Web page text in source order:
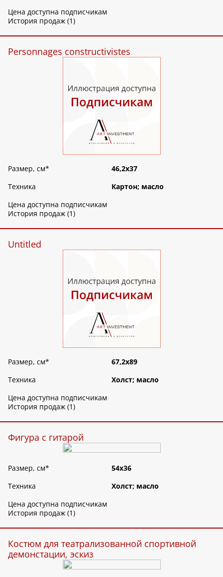
Цена доступна подписчикам
История продаж (1)
Personnages constructivistes
Размер, см*
46,2х37
Техника
Картон; масло
Цена доступна подписчикам
История продаж (1)
Untitled
Размер, см*
67,2х89
Техника
Холст; масло
Цена доступна подписчикам
История продаж (1)
Фигура с гитарой
Размер, см*
54х36
Техника
Холст; масло
Цена доступна подписчикам
История продаж (1)
Костюм для театрализованной спортивной
демонстации, эскиз